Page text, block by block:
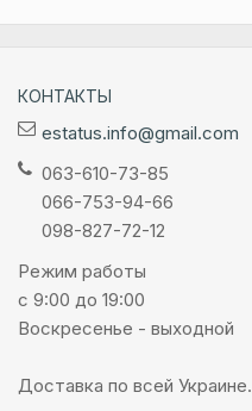
КОНТАКТЫ
estatus.info@gmail.com
063-610-73-85
066-753-94-66
098-827-72-12
Режим работы
с 9:00 до 19:00
Воскресенье - выходной
Доставка по всей Украине.